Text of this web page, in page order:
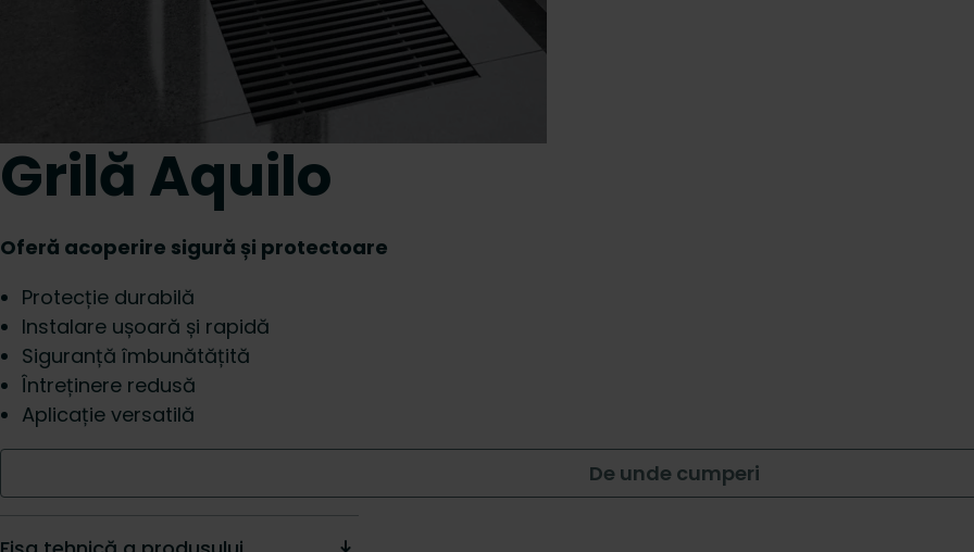
Grilă Aquilo
Oferă acoperire sigură și protectoare
Protecție durabilă
Instalare ușoară și rapidă
Siguranță îmbunătățită
Întreținere redusă
Aplicație versatilă
De unde cumperi